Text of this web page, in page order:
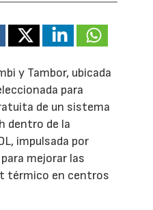
y Tambor, ubicada
para
de un sistema
dentro de la
impulsada por
para mejorar las
térmico en centros